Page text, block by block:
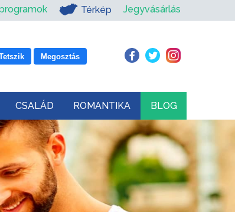
Térkép Jegyvásárlás
Megosztás
CSALÁD ROMANTIKA BLOG